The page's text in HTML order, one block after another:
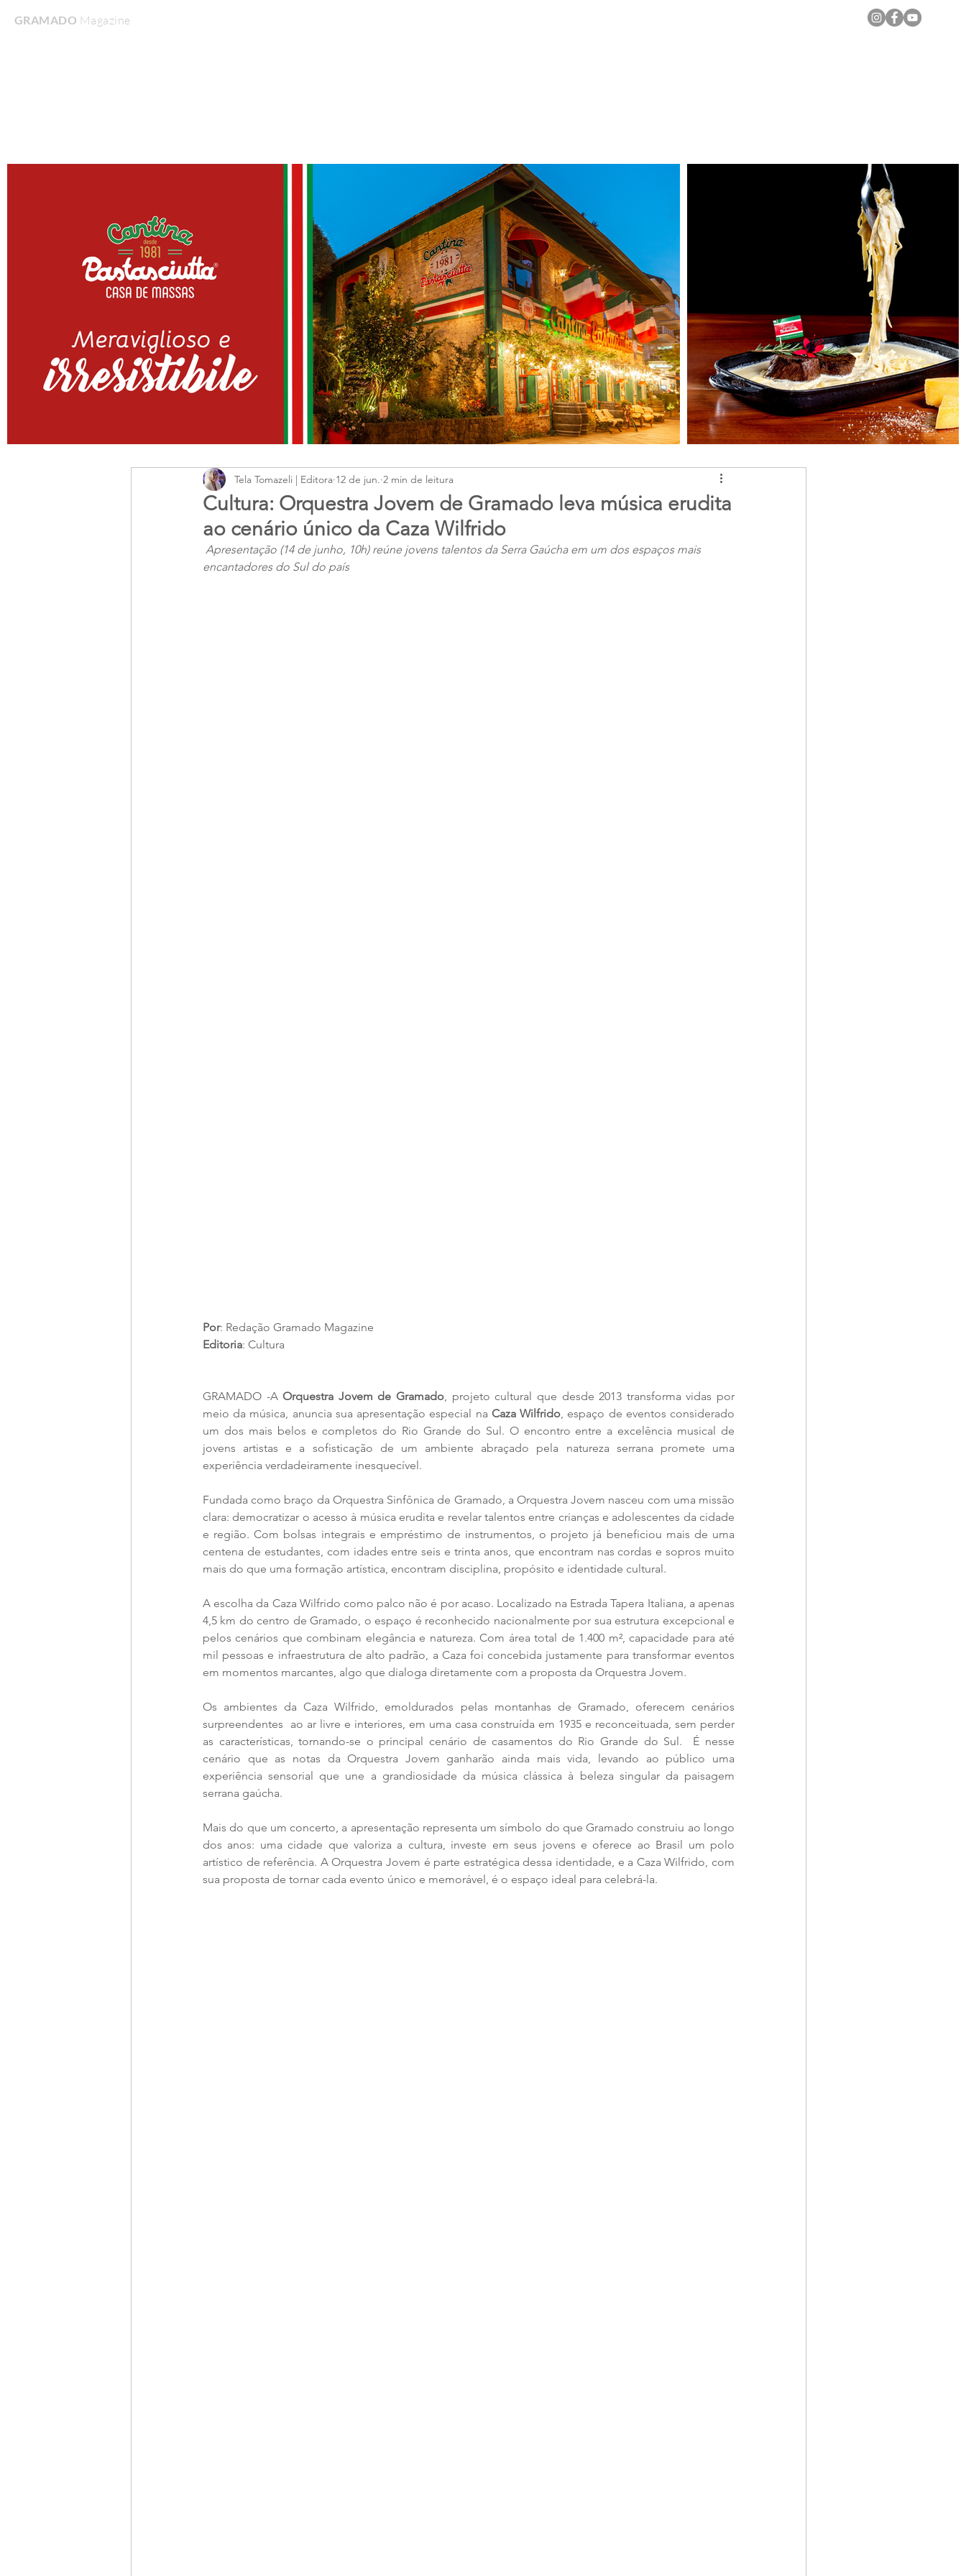
GRAMADO MagazineHome
Cultura: Orquestra Jovem de Gramado leva música erudita
ao cenário único da Caza Wilfrido
Tela Tomazeli | Editora 12 de jun. 2 min de leitura
Apresentação (14 de junho, 10h) reúne jovens talentos da Serra Gaúcha em um dos espaços mais
encantadores do Sul do país
Por: Redação Gramado Magazine
Editoria: Cultura
GRAMADO -A Orquestra Jovem de Gramado, projeto cultural que desde 2013 transforma vidas por
meio da música, anuncia sua apresentação especial na Caza Wilfrido, espaço de eventos considerado
um dos mais belos e completos do Rio Grande do Sul. O encontro entre a excelência musical de
jovens artistas e a sofisticação de um ambiente abraçado pela natureza serrana promete uma
experiência verdadeiramente inesquecível.
Fundada como braço da Orquestra Sinfônica de Gramado, a Orquestra Jovem nasceu com uma missão
clara: democratizar o acesso à música erudita e revelar talentos entre crianças e adolescentes da cidade
e região. Com bolsas integrais e empréstimo de instrumentos, o projeto já beneficiou mais de uma
centena de estudantes, com idades entre seis e trinta anos, que encontram nas cordas e sopros muito
mais do que uma formação artística, encontram disciplina, propósito e identidade cultural.
A escolha da Caza Wilfrido como palco não é por acaso. Localizado na Estrada Tapera Italiana, a apenas
4,5 km do centro de Gramado, o espaço é reconhecido nacionalmente por sua estrutura excepcional e
pelos cenários que combinam elegância e natureza. Com área total de 1.400 m², capacidade para até
mil pessoas e infraestrutura de alto padrão, a Caza foi concebida justamente para transformar eventos
em momentos marcantes, algo que dialoga diretamente com a proposta da Orquestra Jovem.
Os ambientes da Caza Wilfrido, emoldurados pelas montanhas de Gramado, oferecem cenários
surpreendentes  ao ar livre e interiores, em uma casa construída em 1935 e reconceituada, sem perder
as características, tornando-se o principal cenário de casamentos do Rio Grande do Sul.  É nesse
cenário que as notas da Orquestra Jovem ganharão ainda mais vida, levando ao público uma
experiência sensorial que une a grandiosidade da música clássica à beleza singular da paisagem
serrana gaúcha.
Mais do que um concerto, a apresentação representa um símbolo do que Gramado construiu ao longo
dos anos: uma cidade que valoriza a cultura, investe em seus jovens e oferece ao Brasil um polo
artístico de referência. A Orquestra Jovem é parte estratégica dessa identidade, e a Caza Wilfrido, com
sua proposta de tornar cada evento único e memorável, é o espaço ideal para celebrá-la.